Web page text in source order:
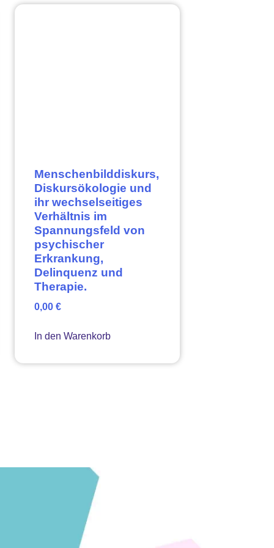
Menschenbilddiskurs,
Diskursökologie und
ihr wechselseitiges
Verhältnis im
Spannungsfeld von
psychischer
Erkrankung,
Delinquenz und
Therapie.
0,00 €
In den Warenkorb